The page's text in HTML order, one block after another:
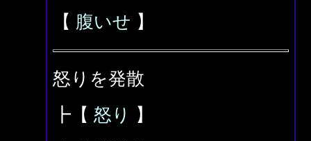
【 腹いせ 】
怒りを発散
┣【 怒り
】